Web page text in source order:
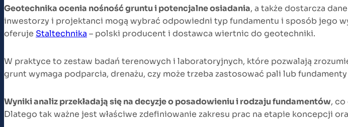
Geotechnika ocenia nośność gruntu i potencjalne osiadania, a także dostarcza
inwestorzy i projektanci mogą wybrać odpowiedni typ fundamentu i sposób jego
oferuje Staltechnika – polski producent i dostawca wiertnic do geotechniki.
W praktyce to zestaw badań terenowych i laboratoryjnych, które pozwalają
grunt wymaga podparcia, drenażu, czy może trzeba zastosować pali lub fundamenty
Wyniki analiz przekładają się na decyzje o posadowieniu i rodzaju fundamentów,
Dlatego tak ważne jest właściwe zdefiniowanie zakresu prac na etapie koncepcji